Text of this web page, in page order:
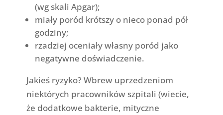
(wg skali Apgar);
miały poród krótszy o nieco ponad pół
godziny;
rzadziej oceniały własny poród jako
negatywne doświadczenie.
Jakieś ryzyko? Wbrew uprzedzeniom
niektórych pracowników szpitali (wiecie,
że dodatkowe bakterie, mityczne